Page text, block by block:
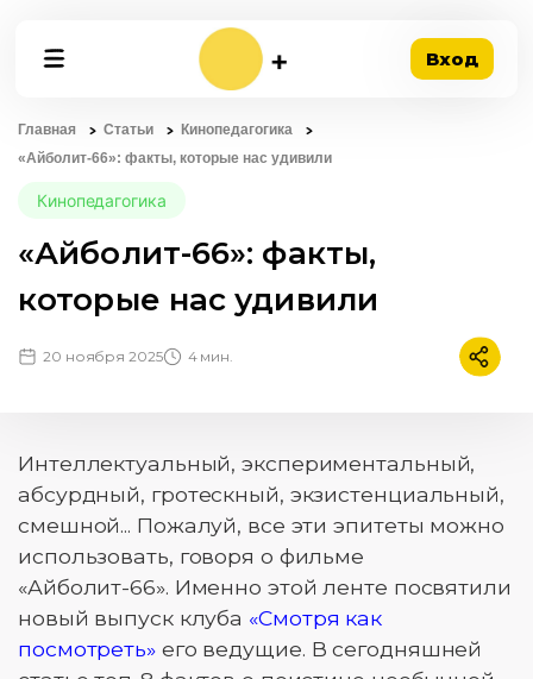
Вход
Главная Статьи
Кинопедагогика
«Айболит-66»: факты, которые нас удивили
Кинопедагогика
«Айболит-66»: факты,
которые нас удивили
20 ноября 2025 4 мин.
Интеллектуальный, экспериментальный,
абсурдный, гротескный, экзистенциальный,
смешной... Пожалуй, все эти эпитеты можно
использовать, говоря о фильме
«Айболит-66». Именно этой ленте посвятили
новый выпуск клуба «Смотря как
посмотреть»его ведущие. В сегодняшней